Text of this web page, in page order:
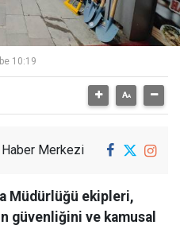
10:19
Haber Merkezi
Müdürlüğü ekipleri,
güvenliğini ve kamusal